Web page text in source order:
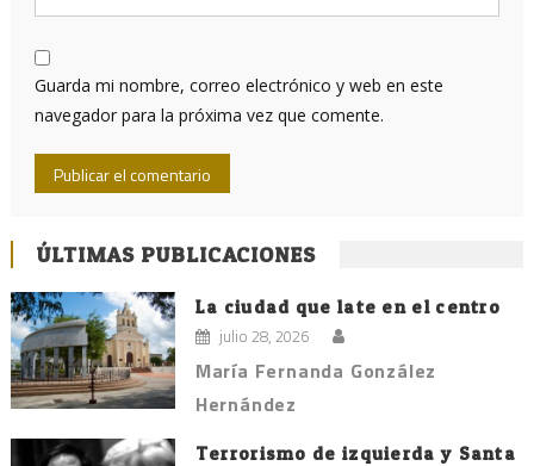
Guarda mi nombre, correo electrónico y web en este
navegador para la próxima vez que comente.
ÚLTIMAS PUBLICACIONES
La ciudad que late en el centro
julio 28, 2026
María Fernanda González
Hernández
Terrorismo de izquierda y Santa